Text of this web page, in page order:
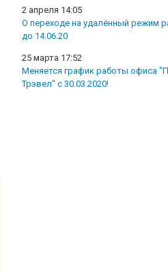
2 апреля 14:05
О переходе на удалённый режим
до 14.06.20
25 марта 17:52
Меняется график работы офиса
Трэвел" с 30.03.2020!